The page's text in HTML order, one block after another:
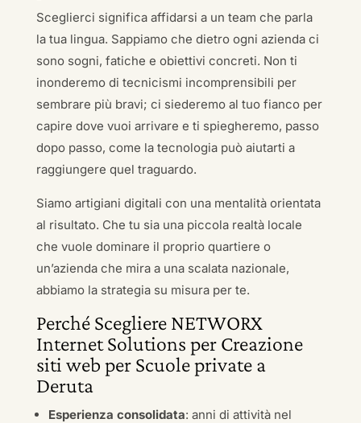
Sceglierci significa affidarsi a un team che parla
la tua lingua. Sappiamo che dietro ogni azienda ci
sono sogni, fatiche e obiettivi concreti. Non ti
inonderemo di tecnicismi incomprensibili per
sembrare più bravi; ci siederemo al tuo fianco per
capire dove vuoi arrivare e ti spiegheremo, passo
dopo passo, come la tecnologia può aiutarti a
raggiungere quel traguardo.
Siamo artigiani digitali con una mentalità orientata
al risultato. Che tu sia una piccola realtà locale
che vuole dominare il proprio quartiere o
un’azienda che mira a una scalata nazionale,
abbiamo la strategia su misura per te.
Perché Scegliere NETWORX
Internet Solutions per Creazione
siti web per Scuole private a
Deruta
Esperienza consolidata: anni di attività nel